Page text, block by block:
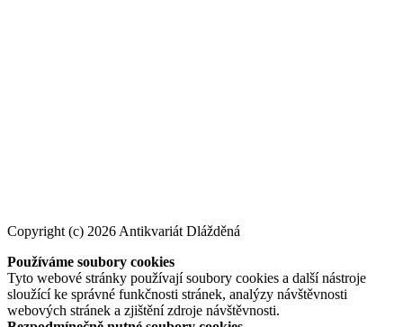
Copyright (c) 2026 Antikvariát Dlážděná
Používáme soubory cookies
Tyto webové stránky používají soubory cookies a další nástroje
sloužící ke správné funkčnosti stránek, analýzy návštěvnosti
webových stránek a zjištění zdroje návštěvnosti.